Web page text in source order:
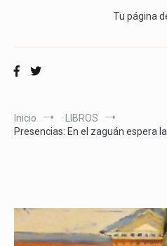
Tu página
Inicio
· LIBROS
Presencias: En el zaguán espera